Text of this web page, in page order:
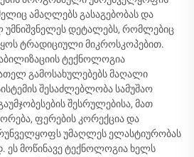
ამაღლებს გასაგებობას და
უმნიშვნელეს დეტალებს, რომლებიც
ტრადიციული მიკროსკოპებით.
ტექნოლოგია
გამოსახულებებს მაღალი
შესაძლებლობა სამუშაო
შესრულებისა, მათ
ფერების კორექცია და
უმაღლეს ელასტიურობას
ეს მოწინავე ტექნოლოგია ხელს